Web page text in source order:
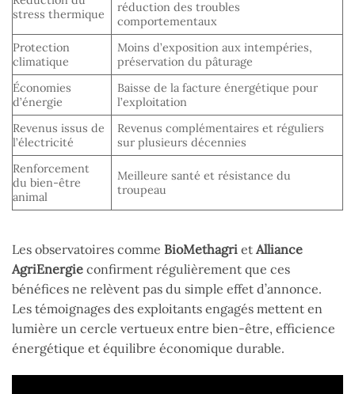
stress thermique
réduction des troubles
comportementaux
Protection
climatique
Moins d’exposition aux intempéries,
préservation du pâturage
Économies
d’énergie
Baisse de la facture énergétique pour
l’exploitation
Revenus issus de
l’électricité
Revenus complémentaires et réguliers
sur plusieurs décennies
Renforcement
du bien-être
animal
Meilleure santé et résistance du
troupeau
Les observatoires comme BioMethagri et Alliance
AgriEnergie confirment régulièrement que ces
bénéfices ne relèvent pas du simple effet d’annonce.
Les témoignages des exploitants engagés mettent en
lumière un cercle vertueux entre bien-être, efficience
énergétique et équilibre économique durable.